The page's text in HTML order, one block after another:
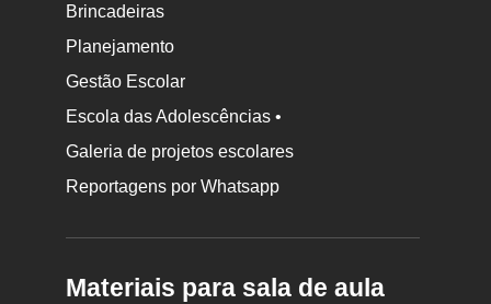
Brincadeiras
Planejamento
Gestão Escolar
Escola das Adolescências •
Galeria de projetos escolares
Reportagens por Whatsapp
Materiais para sala de aula